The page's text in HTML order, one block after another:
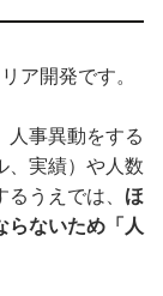
ア開発です。
人事異動をする
、実績）や人数
うえでは、 ほ
らないため「人